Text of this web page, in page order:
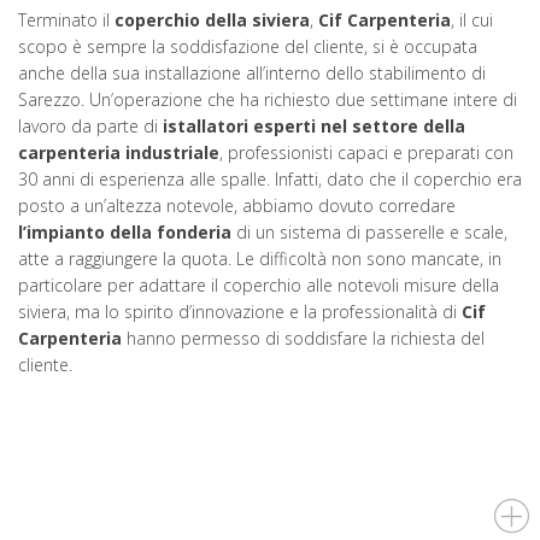
Terminato il coperchio della siviera, Cif Carpenteria, il cui
scopo è sempre la soddisfazione del cliente, si è occupata
anche della sua installazione all’interno dello stabilimento di
Sarezzo. Un’operazione che ha richiesto due settimane intere di
lavoro da parte di istallatori esperti nel settore della
carpenteria industriale, professionisti capaci e preparati con
30 anni di esperienza alle spalle. Infatti, dato che il coperchio era
posto a un’altezza notevole, abbiamo dovuto corredare
l’impianto della fonderia di un sistema di passerelle e scale,
atte a raggiungere la quota. Le difficoltà non sono mancate, in
particolare per adattare il coperchio alle notevoli misure della
siviera, ma lo spirito d’innovazione e la professionalità di Cif
Carpenteria hanno permesso di soddisfare la richiesta del
cliente.